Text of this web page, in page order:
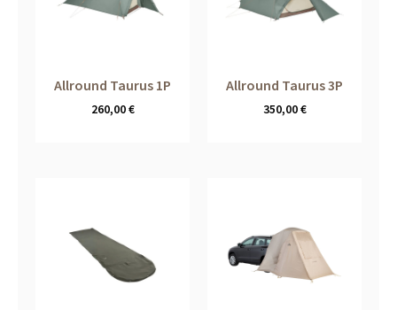
Allround Taurus 1P
260,00€
Allround Taurus 3P
350,00€